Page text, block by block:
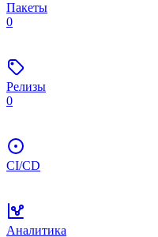
Пакеты
0
Релизы
0
CI/CD
Аналитика